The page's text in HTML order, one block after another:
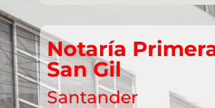
Notaría
San Gil
Santander